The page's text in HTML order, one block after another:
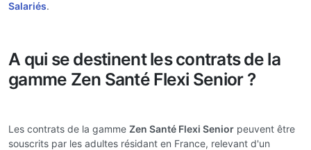
Salariés.
A qui se destinent les contrats de la
gamme Zen Santé Flexi Senior ?
Les contrats de la gamme Zen Santé Flexi Senior peuvent être
souscrits par les adultes résidant en France, relevant d'un